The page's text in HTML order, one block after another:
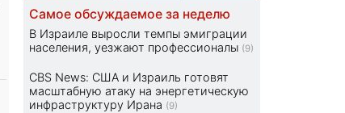
Самое обсуждаемое за неделю
В Израиле выросли темпы эмиграции
населения, уезжают профессионалы (9)
CBS News: США и Израиль готовят
масштабную атаку на энергетическую
инфраструктуру Ирана (9)